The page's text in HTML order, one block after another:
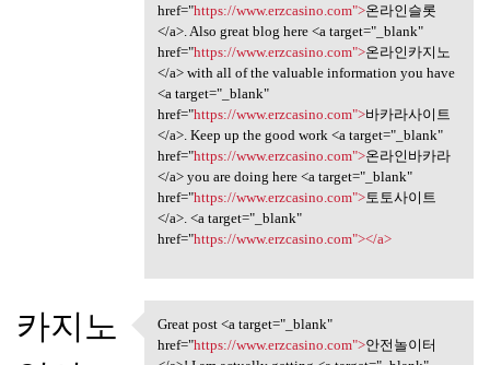
href="https://www.erzcasino.com">온라인슬롯
</a>. Also great blog here <a target="_blank"
href="https://www.erzcasino.com">온라인카지노
</a> with all of the valuable information you have
<a target="_blank"
href="https://www.erzcasino.com">바카라사이트
</a>. Keep up the good work <a target="_blank"
href="https://www.erzcasino.com">온라인바카라
</a> you are doing here <a target="_blank"
href="https://www.erzcasino.com">토토사이트
</a>. <a target="_blank"
href="https://www.erzcasino.com"></a>
카지노
Great post <a target="_blank"
Great post <a target="_blank"
href="https://www.erzcasino.com">안전놀이터